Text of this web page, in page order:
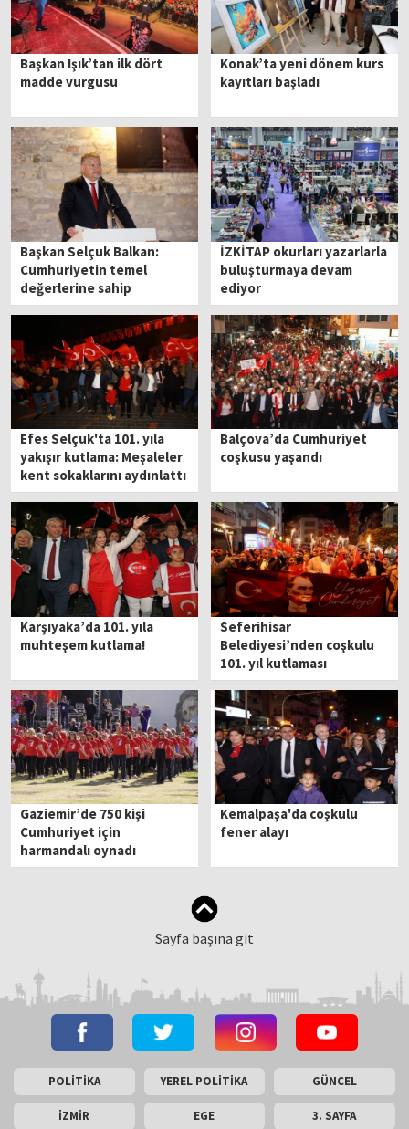
Başkan Işık’tan ilk dört
madde vurgusu
Konak’ta yeni dönem kurs
kayıtları başladı
Başkan Selçuk Balkan:
Cumhuriyetin temel
değerlerine sahip
çıkmalıyız
İZKİTAP okurları yazarlarla
buluşturmaya devam
ediyor
Efes Selçuk'ta 101. yıla
yakışır kutlama: Meşaleler
kent sokaklarını aydınlattı
Balçova’da Cumhuriyet
coşkusu yaşandı
Karşıyaka’da 101. yıla
muhteşem kutlama!
Seferihisar
Belediyesi’nden coşkulu
101. yıl kutlaması
Gaziemir’de 750 kişi
Cumhuriyet için
harmandalı oynadı
Kemalpaşa'da coşkulu
fener alayı
Sayfa başına git
POLİTİKA YEREL POLİTİKA GÜNCEL
İZMİR EGE 3. SAYFA